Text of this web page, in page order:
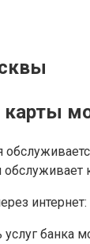
карты
интернет:
банка